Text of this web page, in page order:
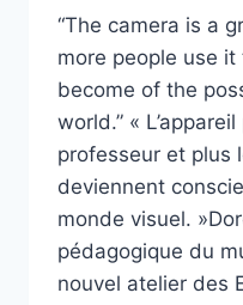
“The camera is a
more people use
become of the
world.” «
professeur et plus
deviennent
monde visuel.
pédagogique du
nouvel atelier des